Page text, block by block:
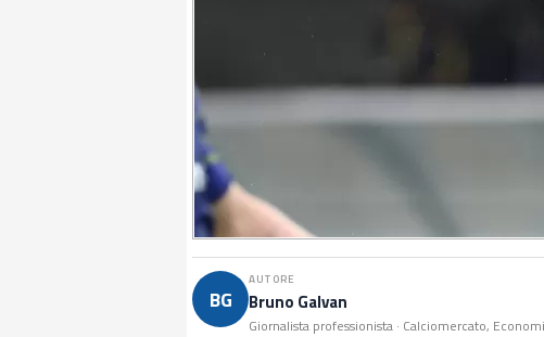
BG
AUTORE
Bruno Galvan
Giornalista professionista · Calciomercato,